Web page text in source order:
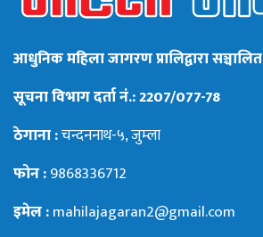
आधुनिक महिला जागरण प्रालिद्वारा सञ्चालित
सूचना विभाग दर्ता नं.: 2207/077-78
ठेगाना :चन्दननाथ-५, जुम्ला
फोन :9868336712
इमेल :mahilajagaran2@gmail.com